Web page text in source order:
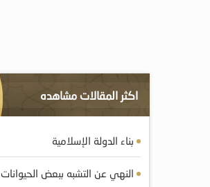
اكثر المقالات مشاهده
بناء الدولة الإسلامية
النهي عن التشبه ببعض الحيوانات